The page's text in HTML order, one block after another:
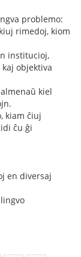
problemo:
rimedoj, kiom
institucioj,
objektiva
kiel
kiam ĉiuj
ĉu ĝi
en diversaj